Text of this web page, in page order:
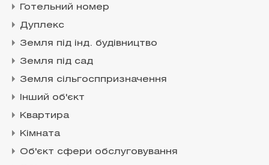
Готельний номер
Дуплекс
Земля під інд. будівництво
Земля під сад
Земля сільгосппризначення
Інший об'єкт
Квартира
Кімната
Об'єкт сфери обслуговування